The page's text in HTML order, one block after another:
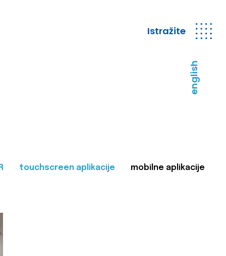
Istražite
english
touchscreen aplikacije mobilne aplikacije